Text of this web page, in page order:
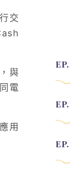
交
與
電
用